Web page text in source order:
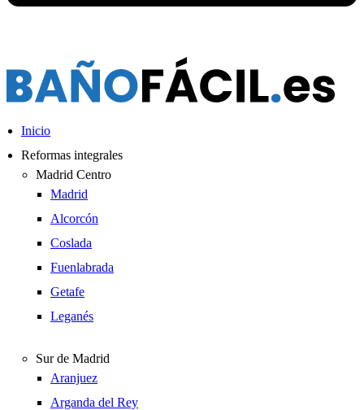
Inicio
Reformas integrales
Madrid Centro
Madrid
Alcorcón
Coslada
Fuenlabrada
Getafe
Leganés
Sur de Madrid
Aranjuez
Arganda del Rey